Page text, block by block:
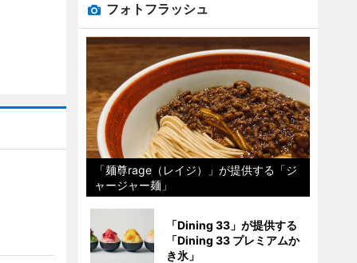
フォトフラッシュ
「麺尊rage（レイジ）」が提供する「ジ
ャージャー麺」
「Dining 33」が提供する
「Dining 33 プレミアムか
き氷」